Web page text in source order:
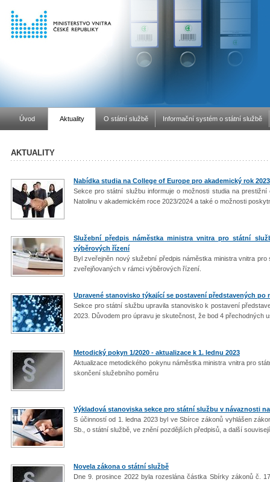
Úvod Aktuality O státní službě Informační systém o státní službě
AKTUALITY
Nabídka studia na College of Europe pro akademický rok
Sekce pro státní službu informuje o možnosti studia na
Natolinu v akademickém roce 2023/2024 a také o možnosti
Služební předpis náměstka ministra vnitra pro státní
výběrových řízení
Byl zveřejněn nový služební předpis náměstka ministra vnitra
zveřejňovaných v rámci výběrových řízení.
Upravené stanovisko týkající se postavení představených po
Sekce pro státní službu upravila stanovisko k postavení
2023. Důvodem pro úpravu je skutečnost, že bod 4 přechodných
Metodický pokyn 1/2020 - aktualizace k 1. lednu 2023
Aktualizace metodického pokynu náměstka ministra vnitra pro
skončení služebního poměru
Výkladová stanoviska sekce pro státní službu v návaznosti
S účinností od 1. ledna 2023 byl ve Sbírce zákonů vyhlášen
Sb., o státní službě, ve znění pozdějších předpisů, a další
Novela zákona o státní službě
Dne 9. prosince 2022 byla rozeslána částka Sbírky zákonů č.